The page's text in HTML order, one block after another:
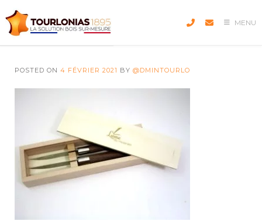
to
content
MENU
POSTED ON 4 FÉVRIER 2021 BY @DMINTOURLO